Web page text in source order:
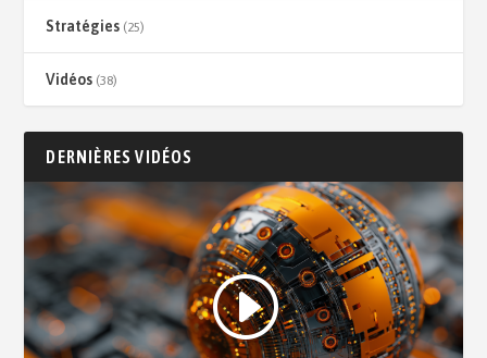
Stratégies (25)
Vidéos (38)
DERNIÈRES VIDÉOS